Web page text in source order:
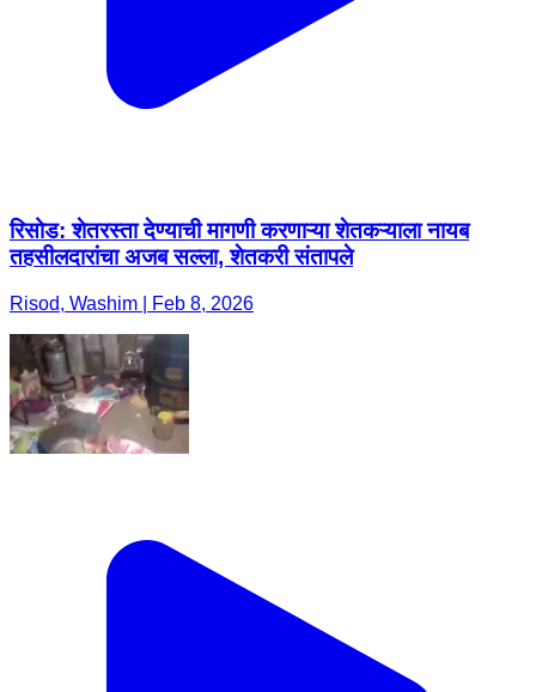
रिसोड: शेतरस्ता देण्याची मागणी करणाऱ्या शेतकऱ्याला नायब
तहसीलदारांचा अजब सल्ला, शेतकरी संतापले
Risod, Washim | Feb 8, 2026